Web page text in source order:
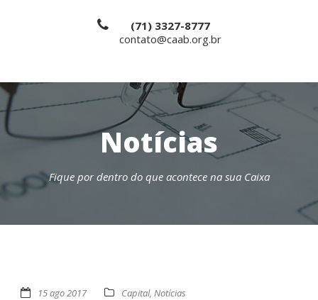
(71) 3327-8777
contato@caab.org.br
Notícias
Fique por dentro do que acontece na sua Caixa
15 ago 2017 Capital, Notícias